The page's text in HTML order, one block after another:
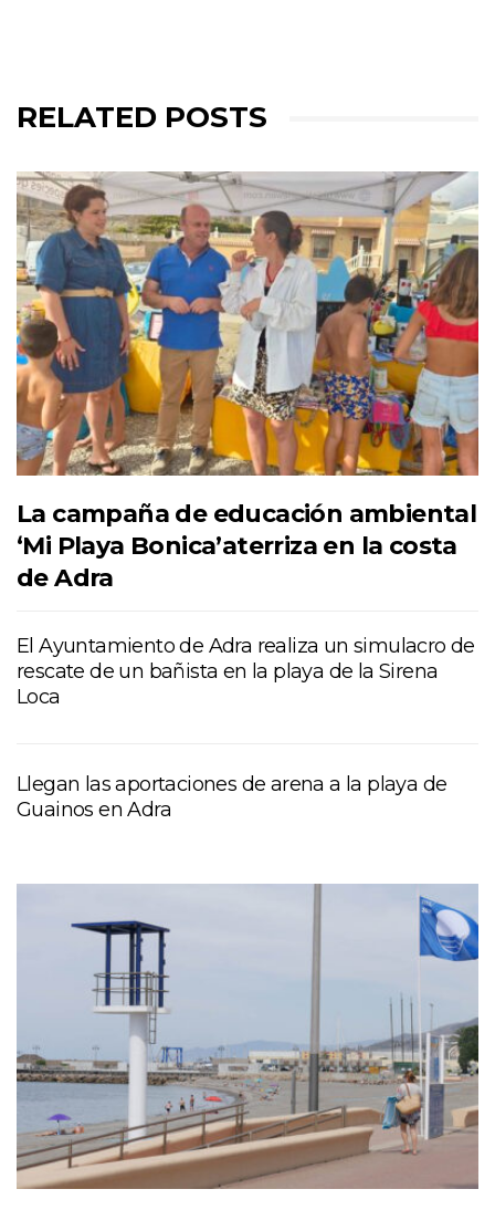
RELATED POSTS
La campaña de educación ambiental
‘Mi Playa Bonica’aterriza en la costa
de Adra
El Ayuntamiento de Adra realiza un simulacro de
rescate de un bañista en la playa de la Sirena
Loca
Llegan las aportaciones de arena a la playa de
Guainos en Adra